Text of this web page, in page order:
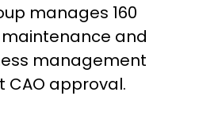
manages 160
and
management
CAO approval.